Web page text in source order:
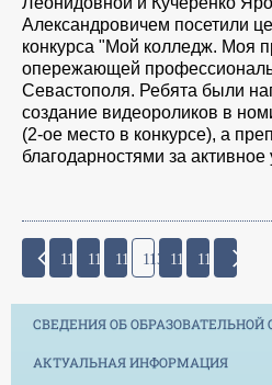
Александровичем посетили
конкурса "Мой колледж. Моя
опережающей
Севастополя. Ребята были
создание видеороликов в
(2-ое место в конкурсе), а
благодарностями за активное
110 111 112 113 114 115
СВЕДЕНИЯ ОБ ОБРАЗОВАТЕЛЬНОЙ
АКТУАЛЬНАЯ ИНФОРМАЦИЯ